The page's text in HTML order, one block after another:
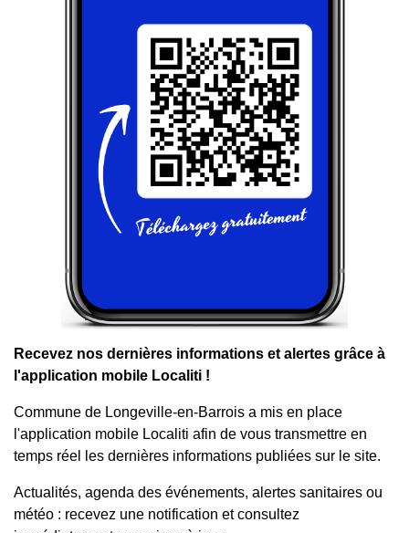
Recevez nos dernières informations et alertes grâce à
l'application mobile Localiti !
Commune de Longeville-en-Barrois a mis en place
l'application mobile Localiti afin de vous transmettre en
temps réel les dernières informations publiées sur le site.
Actualités, agenda des événements, alertes sanitaires ou
météo : recevez une notification et consultez